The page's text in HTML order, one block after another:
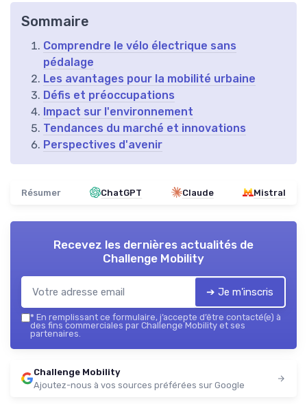
Sommaire
Comprendre le vélo électrique sans
pédalage
Les avantages pour la mobilité urbaine
Défis et préoccupations
Impact sur l'environnement
Tendances du marché et innovations
Perspectives d'avenir
Résumer ChatGPT Claude Mistral
Recevez les dernières actualités de
Challenge Mobility
➔ Je m'inscris
* En remplissant ce formulaire, j’accepte d’être contacté(e) à
des fins commerciales par Challenge Mobility et ses
partenaires.
Challenge Mobility
Ajoutez-nous à vos sources préférées sur Google